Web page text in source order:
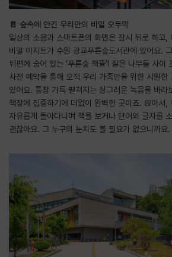
🚪 숲속에 안긴 우리만의 비밀 오두막
일상의 소음과 스마트폰의 화면은 잠시 뒤로 하고,
비밀 아지트가 수원 광교푸른숲도서관에 있어요.
뒤편에 숨어 있는 ‘푸른숲 책뜰’! 짙은 나무들 사이
사전 예약을 통해 오직 우리 가족만을 위한 시원한
있어요. 통창 가득 펼쳐지는 싱그러운 녹음을 바라
책장에 집중하기에 더없이 완벽한 곳이죠. 앉아서,
자유롭게 돌아다니며 책을 보거나 단어와 글자를
괜찮아요. 그 누구의 눈치도 볼 필요가 없으니까요.